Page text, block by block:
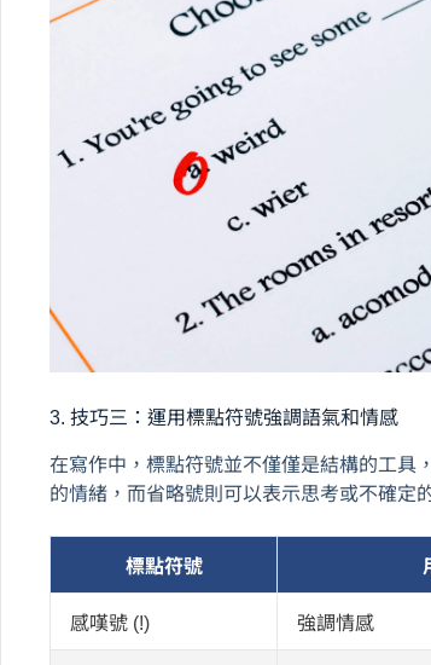
3. 技巧三：運用標點符號強調語氣和情感
在寫作中，標點符號並不僅僅是結構的工具
的情緒，而省略號則可以表示思考或不確定
標點符號
感嘆號 (!) 強調情感